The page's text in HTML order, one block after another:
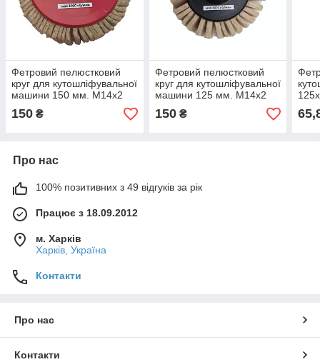
Фетровий пелюстковий
круг для кутошліфувальної
машини 150 мм. М14х2
150 ₴
Фетровий пелюстковий
круг для кутошліфувальної
машини 125 мм. М14х2
150₴
Про нас
100% позитивних з 49 відгуків за рік
Працює з 18.09.2012
м. Харків
Харків, Україна
Контакти
Про нас
Контакти